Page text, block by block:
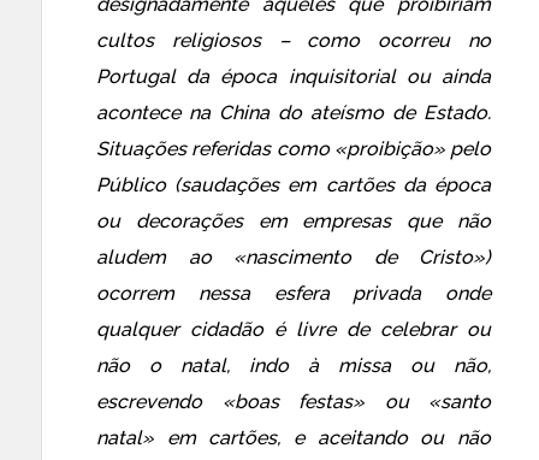
cultos religiosos – como ocorreu no
Portugal da época inquisitorial ou ainda
acontece na China do ateísmo de Estado.
Situações referidas como «proibição» pelo
Público (saudações em cartões da época
ou decorações em empresas que não
aludem ao «nascimento de Cristo»)
ocorrem nessa esfera privada onde
qualquer cidadão é livre de celebrar ou
não o natal, indo à missa ou não,
escrevendo «boas festas» ou «santo
natal» em cartões, e aceitando ou não